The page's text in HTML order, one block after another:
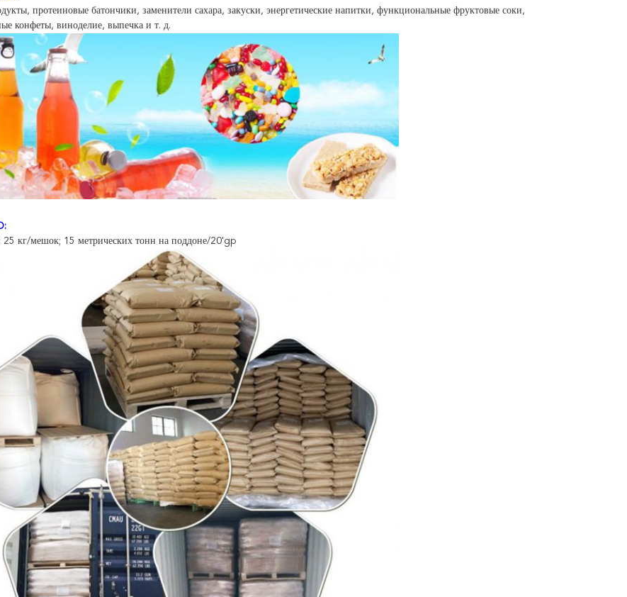
протеиновые батончики, заменители сахара, закуски, энергетические напитки, функциональные фруктовые соки,
конфеты, виноделие, выпечка и т. д.
25 кг/мешок; 15 метрических тонн на поддоне/20'gp